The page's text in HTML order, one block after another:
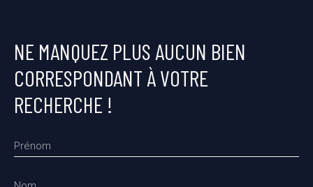
NE MANQUEZ PLUS AUCUN BIEN
CORRESPONDANT À VOTRE
RECHERCHE !
Prénom